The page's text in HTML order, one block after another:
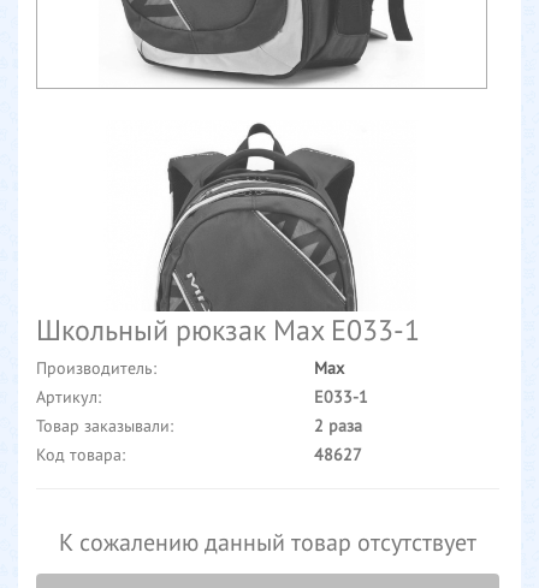
Школьный рюкзак Max E033-1
Производитель:
Max
Артикул:
E033-1
Товар заказывали:
2 раза
Код товара:
48627
К сожалению данный товар отсутствует